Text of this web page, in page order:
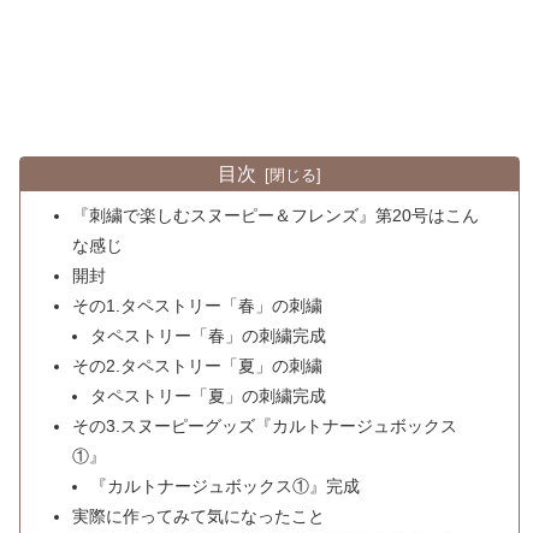
目次
『刺繍で楽しむスヌーピー＆フレンズ』第20号はこん
な感じ
開封
その1.タペストリー「春」の刺繍
タペストリー「春」の刺繍完成
その2.タペストリー「夏」の刺繍
タペストリー「夏」の刺繍完成
その3.スヌーピーグッズ『カルトナージュボックス
①』
『カルトナージュボックス①』完成
実際に作ってみて気になったこと